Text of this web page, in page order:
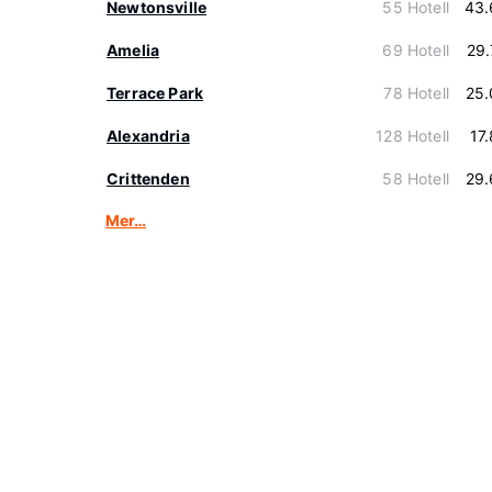
Newtonsville 55 Hotell
Amelia 69 Hotell
Terrace Park 78 Hotell
Alexandria 128 Hotell
Crittenden 58 Hotell
Mer…